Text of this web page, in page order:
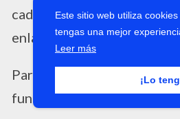
cada una de ellas,
enlazado interno.
Para serte sincero, no me
función, pero todo ayuda.
Este sitio web utiliza
tengas una mejor
Leer más
¡Lo